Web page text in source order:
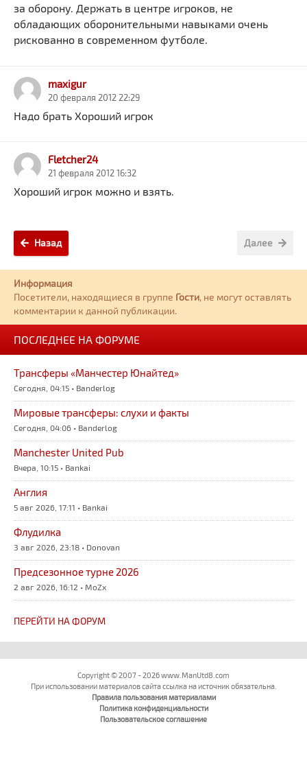
за оборону. Держать в центре игроков, не
обладающих оборонительными навыками очень
рискованно в современном футболе.
maxigur
20 февраля 2012 22:29
Надо брать Хороший игрок
Fletcher24
21 февраля 2012 16:32
Хороший игрок можно и взять.
Назад Далее
Информация
Посетители, находящиеся в группе Гости, не могут оставлять
комментарии к данной публикации.
ПОСЛЕДНЕЕ НА ФОРУМЕ
Трансферы «Манчестер Юнайтед»
Сегодня, 04:15 • Banderlog
Мировые трансферы: слухи и факты
Сегодня, 04:06 • Banderlog
Manchester United Pub
Вчера, 10:15 • Bankai
Англия
5 авг 2026, 17:11 • Bankai
Флудилка
3 авг 2026, 23:18 • Donovan
Предсезонное турне 2026
2 авг 2026, 16:12 • MoZx
ПЕРЕЙТИ НА ФОРУМ
Copyright © 2007 - 2026 www.ManUtd8.com
При использовании материалов сайта ссылка на источник обязательна.
Правила пользования материалами
Политика конфиденциальности
Пользовательское соглашение